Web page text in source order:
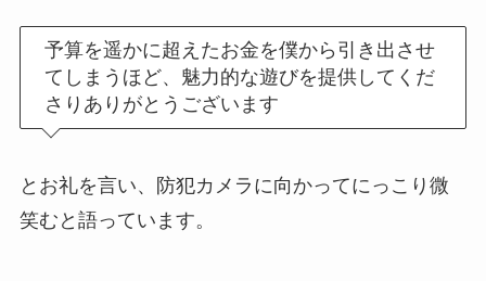
予算を遥かに超えたお金を僕から引き出させ
てしまうほど、魅力的な遊びを提供してくだ
さりありがとうございます
とお礼を言い、防犯カメラに向かってにっこり微
笑むと語っています。